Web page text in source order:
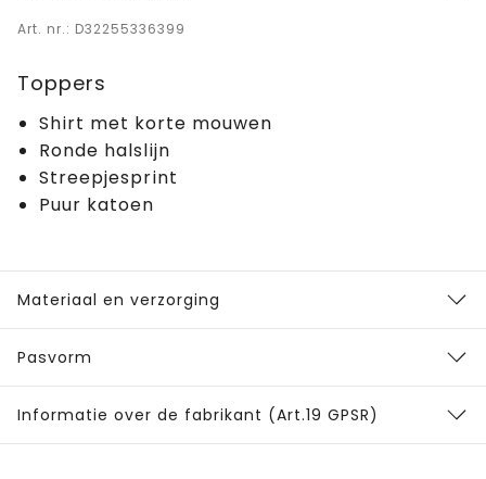
Art. nr.: D32255336399
Toppers
Shirt met korte mouwen
Ronde halslijn
Streepjesprint
Puur katoen
Materiaal en verzorging
Pasvorm
Informatie over de fabrikant (Art.19 GPSR)